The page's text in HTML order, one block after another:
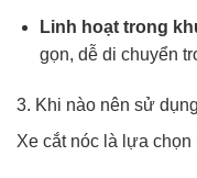
Linh hoạt trong
gọn, dễ di chuyển
3. Khi nào nên sử
Xe cắt nóc là lựa